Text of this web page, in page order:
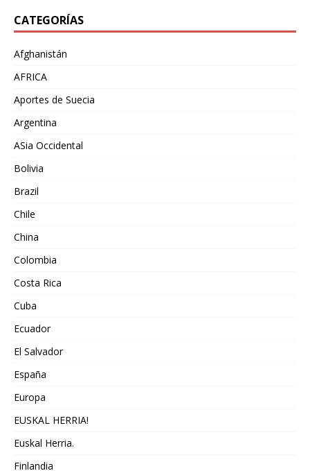
CATEGORÍAS
Afghanistán
AFRICA
Aportes de Suecia
Argentina
ASia Occidental
Bolivia
Brazil
Chile
China
Colombia
Costa Rica
Cuba
Ecuador
El Salvador
España
Europa
EUSKAL HERRIA!
Euskal Herria.
Finlandia